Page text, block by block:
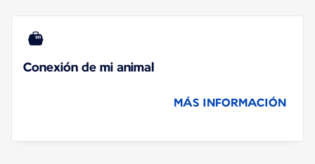
Conexión de mi animal
MÁS INFORMACIÓN